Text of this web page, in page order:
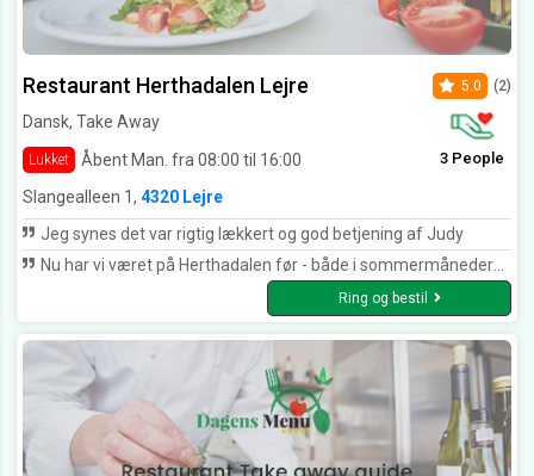
Restaurant Herthadalen Lejre
Dansk, Take Away
Lukket Åbent Man. fra 08:00 til 16:00
5.0 (2)
3 People
Slangealleen 1, 4320 Lejre
Jeg synes det var rigtig lækkert og god betjening af Judy
Nu har vi været på Herthadalen før - både i sommermånederne såvel som i vinteren. Vi har aldrig været skuffet. Nu skulle vi så afholde vores julefrokost på Herthadalen 2019, og var på ingen måde skuffet. Alt var som det skulle være; nok siddeplads ved bordet, skøn mad serveret med rette intervaller, høflig servering fra tjenerne, musik der var passende både i styrke og genre. Simpelthen en fantastisk aften i de mest fantastiske omgivelser. Jeg kan kun anbefale denne restaurant og dens ualmindelige skønne placering. Mvh. Alexandra
Ring og bestil